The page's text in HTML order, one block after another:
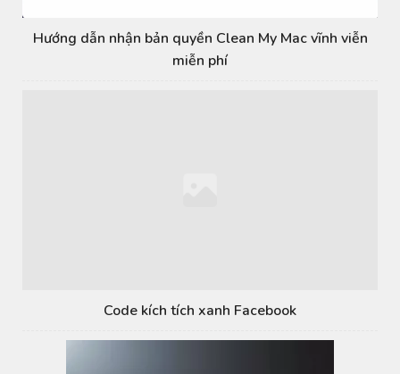
Hướng dẫn nhận bản quyền Clean My Mac vĩnh viễn
miễn phí
Code kích tích xanh Facebook